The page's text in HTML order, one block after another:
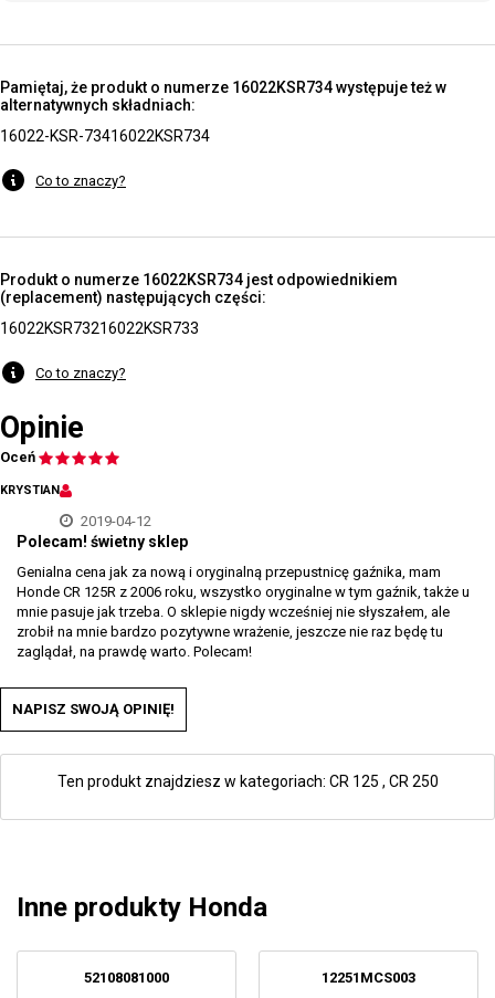
Pamiętaj, że produkt o numerze 16022KSR734 występuje też w
alternatywnych składniach:
16022-KSR-73416022KSR734
Co to znaczy?
Produkt o numerze 16022KSR734 jest odpowiednikiem
(replacement) następujących części:
16022KSR73216022KSR733
Co to znaczy?
Opinie
Oceń
KRYSTIAN
2019-04-12
Polecam! świetny sklep
Genialna cena jak za nową i oryginalną przepustnicę gaźnika, mam
Honde CR 125R z 2006 roku, wszystko oryginalne w tym gaźnik, także u
mnie pasuje jak trzeba. O sklepie nigdy wcześniej nie słyszałem, ale
zrobił na mnie bardzo pozytywne wrażenie, jeszcze nie raz będę tu
zaglądał, na prawdę warto. Polecam!
NAPISZ SWOJĄ OPINIĘ!
Ten produkt znajdziesz w kategoriach: CR 125 , CR 250
Inne produkty Honda
52108081000 12251MCS003